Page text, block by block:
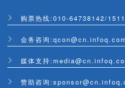
购票热线:010-64738142/
会务咨询:qcon@cn.infoq.com
媒体支持
赞助咨询